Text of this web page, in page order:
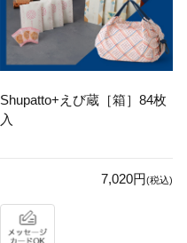
Shupatto+えび蔵［箱］84枚
入
7,020円(税込)